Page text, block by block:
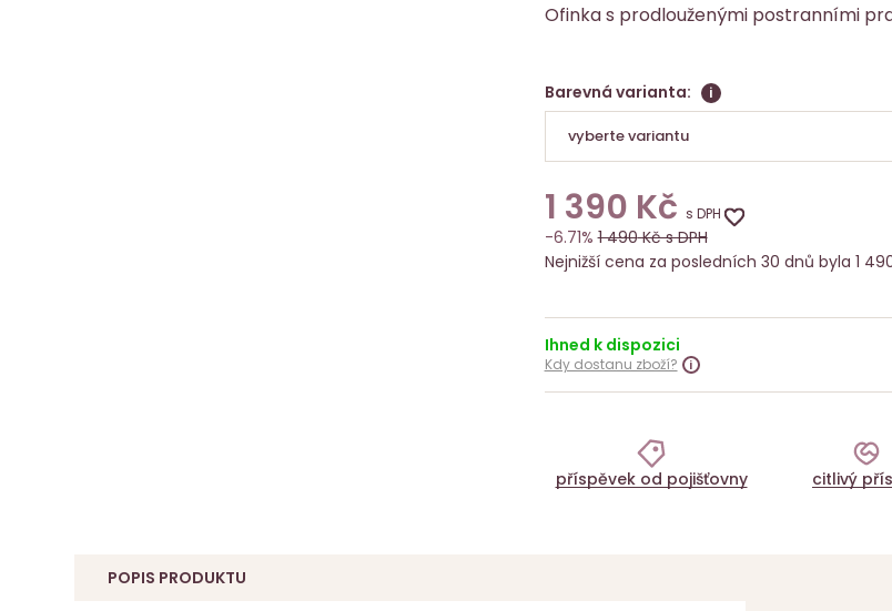
Ofinka s prodlouženými postranními
Barevná varianta: i
vyberte variantu
1 390 Kč s DPH
-6.71% 1 490Kč s DPH
Nejnižší cena za posledních 30 dnů byla 1
Ihned k dispozici
Kdy dostanu zboží?
příspěvek od pojišťovny citlivý
POPIS PRODUKTU